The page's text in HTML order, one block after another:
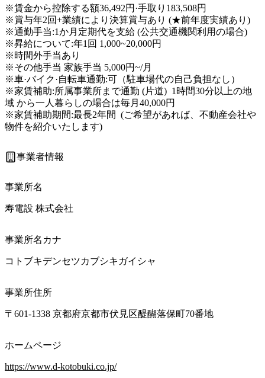
※賃金から控除する額36,492円·手取り183,508円
※賞与年2回+業績により決算賞与あり (★前年度実績あり)
※通勤手当:1か月定期代を支給 (公共交通機関利用の場合)
※昇給について:年1回 1,000~20,000円
※時間外手当あり
※その他手当 家族手当 5,000円~/月
※車·バイク·自転車通勤:可（駐車場代の自己負担なし）
※家賃補助:所属事業所まで通勤 (片道)  1時間30分以上の地
域 から一人暮らしの場合は毎月40,000円
※家賃補助期間:最長2年間  (ご希望があれば、不動産会社や
物件を紹介いたします)
事業者情報
事業所名
寿電設 株式会社
事業所名カナ
コトブキデンセツカブシキガイシャ
事業所住所
〒601-1338 京都府京都市伏見区醍醐落保町70番地
ホームページ
https://www.d-kotobuki.co.jp/